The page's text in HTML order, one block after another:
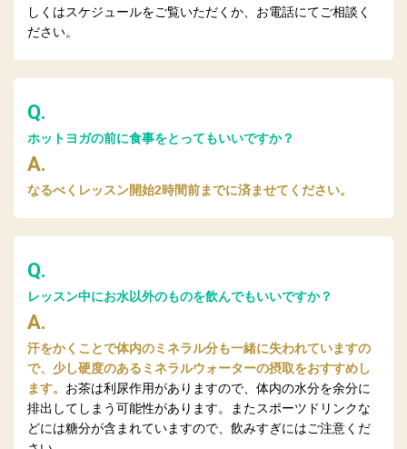
しくはスケジュールをご覧いただくか、お電話にてご相談く
ださい。
Q.
ホットヨガの前に食事をとってもいいですか？
A.
なるべくレッスン開始2時間前までに済ませてください。
Q.
レッスン中にお水以外のものを飲んでもいいですか？
A.
汗をかくことで体内のミネラル分も一緒に失われていますの
で、少し硬度のあるミネラルウォーターの摂取をおすすめし
ます。 お茶は利尿作用がありますので、体内の水分を余分に
排出してしまう可能性があります。またスポーツドリンクな
どには糖分が含まれていますので、飲みすぎにはご注意くだ